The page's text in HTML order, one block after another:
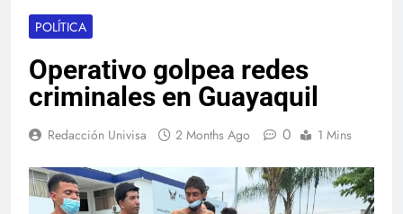
POLÍTICA
Operativo golpea redes
criminales en Guayaquil
Redacción Univisa 2 Months Ago 0 1 Mins